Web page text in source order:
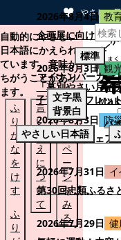
やさしい
本文へスキップする
自動的にやさしい
日本語にかえられ
ています。意味が
ちがうことがあり
ます。
ふ
り
が
な
を
け
す
ふ
り
言
い
替
え
に
つ
い
て
も
と
の
ペ
ー
ジ
を
み
る
2026年8月4日 教
企画展に向けて：
2026年8月3日 観
「幕別やさい月イ
2026年8月3日 防
幕別町防災フェア
2026年7月31日
第30回忠類ふるさ
2026年7月29日
マイナンバーカー
子育てパンフレッ
パ
標準
文字黒
背景白
やさしい日本語